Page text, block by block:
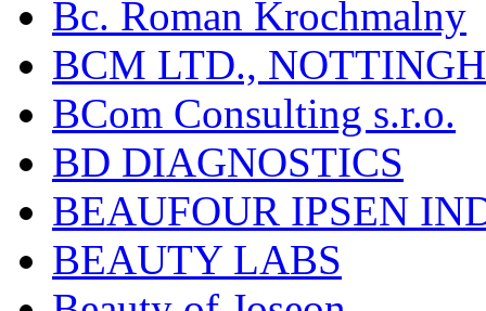
Bc. Roman Krochmalny
BCM LTD.,
BCom Consulting s.r.o.
BD DIAGNOSTICS
BEAUFOUR IPSEN
BEAUTY LABS